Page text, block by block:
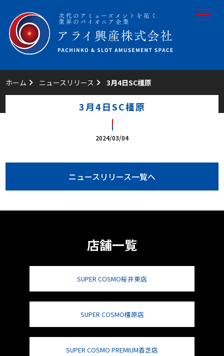
toggle
ホーム ニュースリリース 3月4日SC橿原
3月4日SC橿原
2024/03/04
ニュースリリース一覧へ
店舗一覧
SUPER COSMO桜井東店
SUPER COSMO橿原店
SUPER COSMO PREMIUM香芝店